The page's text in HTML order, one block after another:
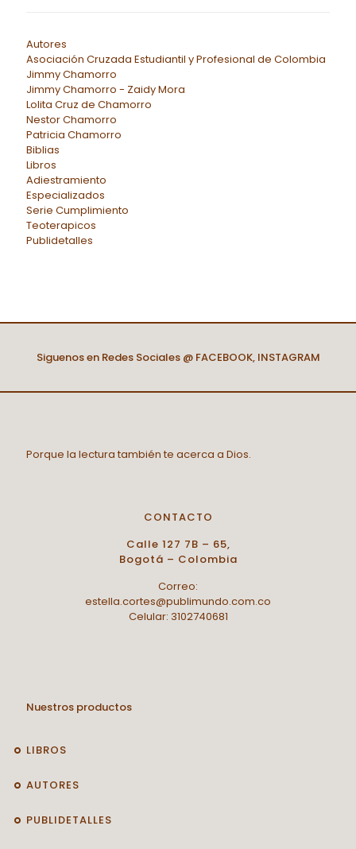
Autores
Asociación Cruzada Estudiantil y Profesional de Colombia
Jimmy Chamorro
Jimmy Chamorro - Zaidy Mora
Lolita Cruz de Chamorro
Nestor Chamorro
Patricia Chamorro
Biblias
Libros
Adiestramiento
Especializados
Serie Cumplimiento
Teoterapicos
Publidetalles
Siguenos en Redes Sociales @ FACEBOOK, INSTAGRAM
Porque la lectura también te acerca a Dios.
CONTACTO
Calle 127 7B – 65,
Bogotá – Colombia
Correo:
estella.cortes@publimundo.com.co
Celular: 3102740681
Nuestros productos
LIBROS
AUTORES
PUBLIDETALLES